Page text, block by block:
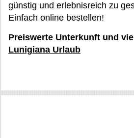
günstig und erlebnisreich zu
Einfach online bestellen!
Preiswerte Unterkunft und
Lunigiana Urlaub